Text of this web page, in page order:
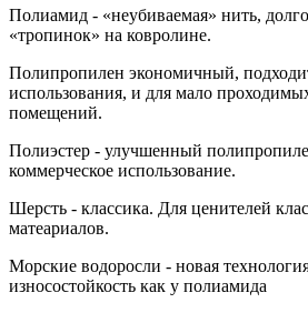
Полиамид - «неубиваемая» нить,
«тропинок» на ковролине.
Полипропилен экономичный,
использования, и для мало
помещений.
Полиэстер - улучшенный
коммерческое использование.
Шерсть - классика. Для ценителей
матеариалов.
Морские водоросли - новая
износостойкость как у полиамида